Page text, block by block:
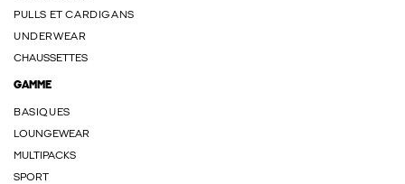
PULLS ET CARDIGANS
UNDERWEAR
CHAUSSETTES
GAMME
BASIQUES
LOUNGEWEAR
MULTIPACKS
SPORT